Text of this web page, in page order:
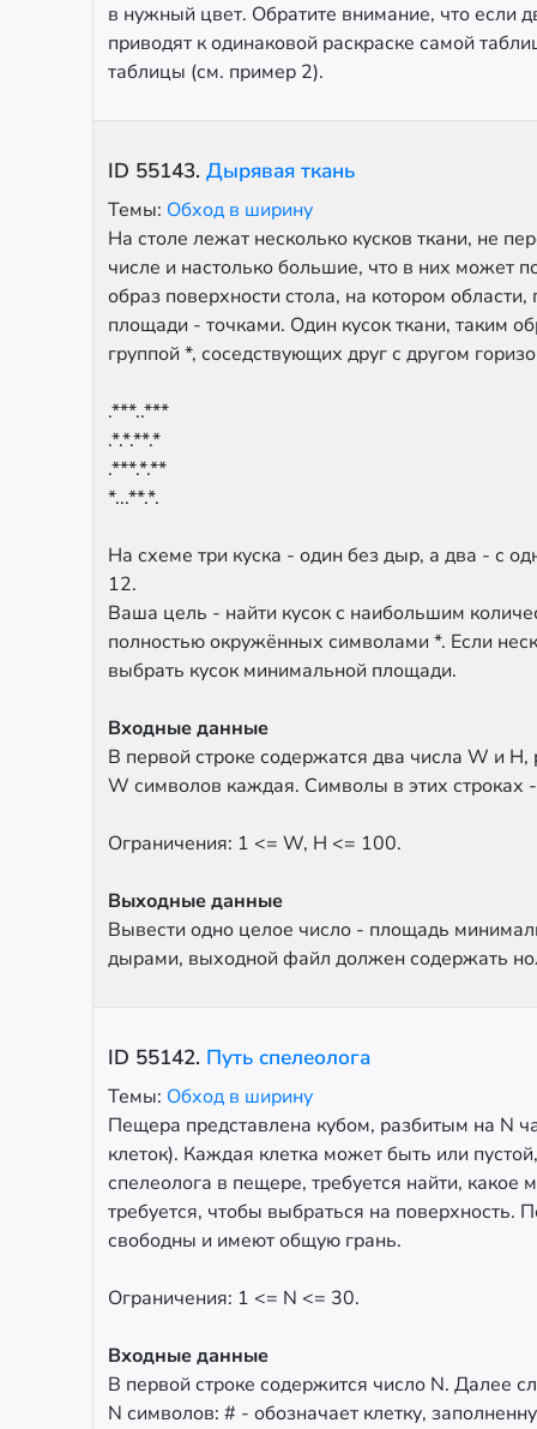
в нужный цвет. Обратите внимание, что если
приводят к одинаковой раскраске самой
таблицы (см. пример 2).
ID 55143. Дырявая ткань
Темы: Обход в ширину
На столе лежат несколько кусков ткани, не
числе и настолько большие, что в них может
образ поверхности стола, на котором
площади - точками. Один кусок ткани, таким
группой *, соседствующих друг с другом
.***..***
.*.*.**.*
.***.*.**
*...**.*.
На схеме три куска - один без дыр, а два - с
12.
Ваша цель - найти кусок с наибольшим
полностью окружённых символами *. Если
выбрать кусок минимальной площади.
Входные данные
В первой строке содержатся два числа W и
W символов каждая. Символы в этих строках
Ограничения: 1 <= W, H <= 100.
Выходные данные
Вывести одно целое число - площадь
дырами, выходной файл должен содержать
ID 55142. Путь спелеолога
Темы: Обход в ширину
Пещера представлена кубом, разбитым на N
клеток). Каждая клетка может быть или
спелеолога в пещере, требуется найти,
требуется, чтобы выбраться на поверхность.
свободны и имеют общую грань.
Ограничения: 1 <= N <= 30.
Входные данные
В первой строке содержится число N. Далее
N символов: # - обозначает клетку,